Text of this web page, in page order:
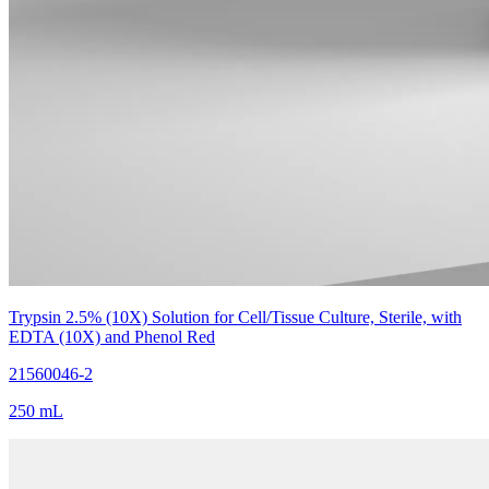
Trypsin 2.5% (10X) Solution for Cell/Tissue Culture, Sterile, with
EDTA (10X) and Phenol Red
21560046-2
250 mL